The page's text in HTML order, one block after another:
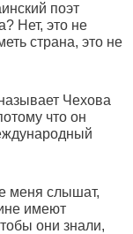
поэт
Нет, это не
страна, это не
Чехова
что он
меня слышат,
имеют
они знали,